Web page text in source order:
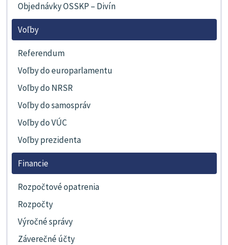
Objednávky OSSKP – Divín
Voľby
Referendum
Voľby do europarlamentu
Voľby do NRSR
Voľby do samospráv
Voľby do VÚC
Voľby prezidenta
Financie
Rozpočtové opatrenia
Rozpočty
Výročné správy
Záverečné účty